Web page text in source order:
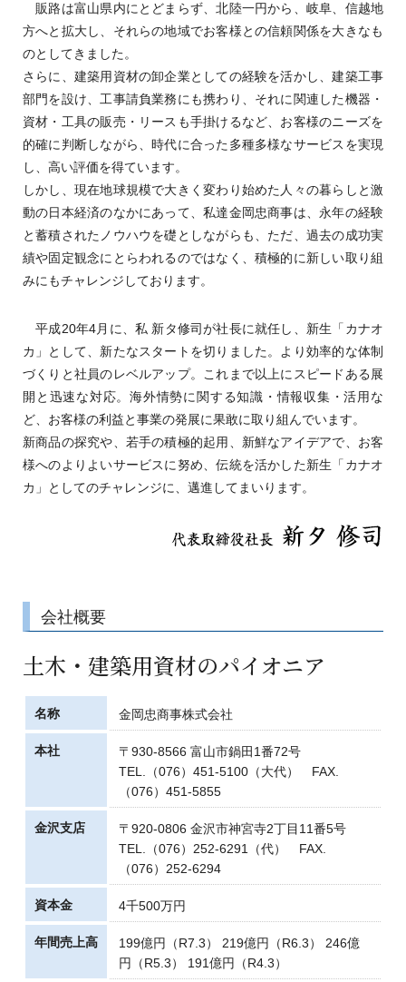
販路は富山県内にとどまらず、北陸一円から、岐阜、信越地
方へと拡大し、それらの地域でお客様との信頼関係を大きなも
のとしてきました。
さらに、建築用資材の卸企業としての経験を活かし、建築工事
部門を設け、工事請負業務にも携わり、それに関連した機器・
資材・工具の販売・リースも手掛けるなど、お客様のニーズを
的確に判断しながら、時代に合った多種多様なサービスを実現
し、高い評価を得ています。
しかし、現在地球規模で大きく変わり始めた人々の暮らしと激
動の日本経済のなかにあって、私達金岡忠商事は、永年の経験
と蓄積されたノウハウを礎としながらも、ただ、過去の成功実
績や固定観念にとらわれるのではなく、積極的に新しい取り組
みにもチャレンジしております。
平成20年4月に、私 新タ修司が社長に就任し、新生「カナオ
カ」として、新たなスタートを切りました。より効率的な体制
づくりと社員のレベルアップ。これまで以上にスピードある展
開と迅速な対応。海外情勢に関する知識・情報収集・活用な
ど、お客様の利益と事業の発展に果敢に取り組んでいます。
新商品の探究や、若手の積極的起用、新鮮なアイデアで、お客
様へのよりよいサービスに努め、伝統を活かした新生「カナオ
カ」としてのチャレンジに、邁進してまいります。
会社概要
土木・建築用資材のパイオニア
名称 金岡忠商事株式会社
本社
〒930-8566 富山市鍋田1番72号
TEL.（076）451-5100（大代） FAX.
（076）451-5855
金沢支店
〒920-0806 金沢市神宮寺2丁目11番5号
TEL.（076）252-6291（代） FAX.
（076）252-6294
資本金 4千500万円
年間売上高
199億円（R7.3） 219億円（R6.3） 246億
円（R5.3） 191億円（R4.3）